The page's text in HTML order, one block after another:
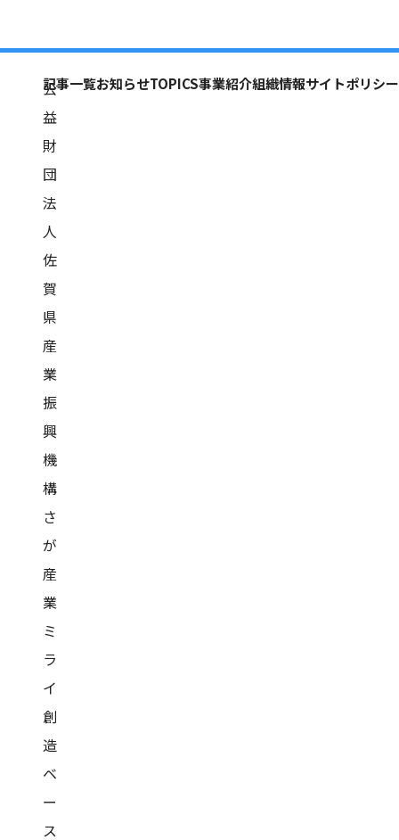
公
益
財
団
法
人
佐
賀
県
産
業
振
興
機
構
さ
が
産
業
ミ
ラ
イ
創
造
ベ
ー
ス
記事一覧お知らせTOPICS事業紹介組織情報サイトポリシー